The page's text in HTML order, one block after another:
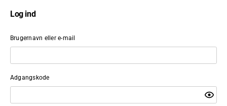
Log ind
Brugernavn eller e-mail
Adgangskode